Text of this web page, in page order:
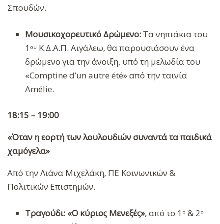
Σπουδών.
Μουσικοχορευτικό Δρώμενο: Τα νηπιάκια του
1 ου Κ.Δ.Α.Π. Αιγάλεω, θα παρουσιάσουν ένα
δρώμενο για την άνοιξη, υπό τη μελωδία του
«Comptine d’un autre été» από την ταινία
Amélie.
18:15 – 19:00
«Όταν η εορτή των λουλουδιών συναντά τα παιδικά
χαμόγελα»
Από την Λιάνα Μιχελάκη, ΠΕ Κοινωνικών &
Πολιτικών Επιστημών.
Τραγούδι: «Ο κύριος Μενεξές», από το 1 ο & 2ο